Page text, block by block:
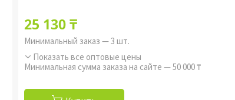
25 130 ₸
Минимальный заказ — 3 шт.
Показать все оптовые цены
Минимальная сумма заказа на сайте — 50 000 ₸